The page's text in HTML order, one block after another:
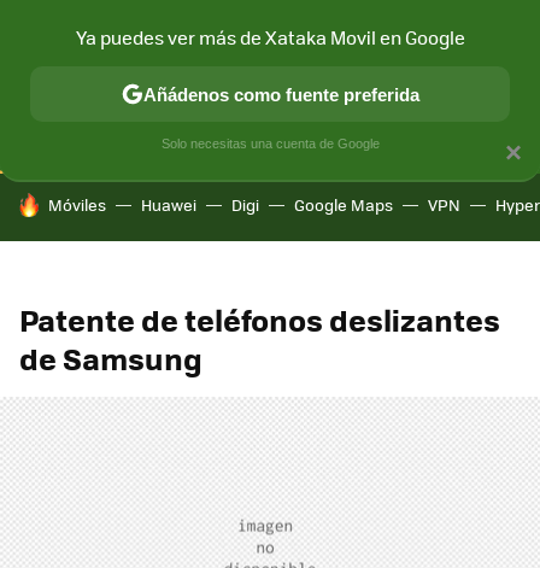
CONECTIVIDAD MÓVIL Y SOCIEDAD APLICACIONES
HOY SE HABLA DE
Móviles Huawei Digi Google Maps VPN
Patente de teléfonos deslizantes
de Samsung
×
Ya puedes ver más de Xataka Movil en Google
Añádenos como fuente preferida
Solo necesitas una cuenta de Google